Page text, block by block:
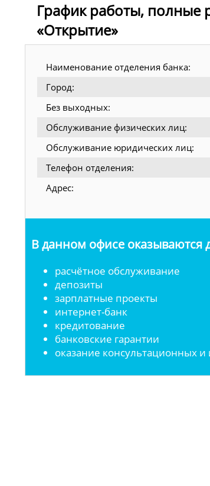
График работы, полные
«Открытие»
Наименование отделения банка:
Город:
Без выходных:
Обслуживание физических лиц:
Обслуживание юридических лиц:
Телефон отделения:
Адрес:
В данном офисе оказываются
расчётное обслуживание
депозиты
зарплатные проекты
интернет-банк
кредитование
банковские гарантии
оказание консультационных